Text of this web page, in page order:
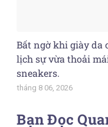
Bất ngờ khi giày da
lịch sự vừa thoải
sneakers.
tháng 8 06, 2026
Bạn Đọc